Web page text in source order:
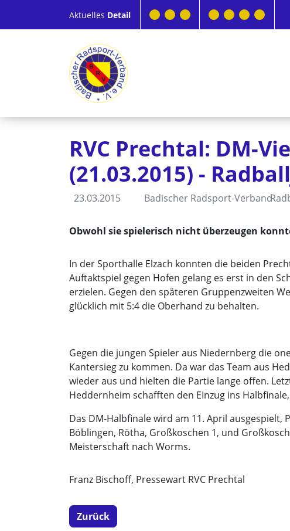
Aktuelles Detail
RVC Prechtal: DM-
(21.03.2015) -
23.03.2015 Badischer Radsport-Verband
Obwohl sie spielerisch nicht überzeugen
In der Sporthalle Elzach konnten die beiden
Auftaktspiel gegen Hofen gelang es erst in den
erzielen. Gegen den späteren Gruppenzweiten
glücklich mit 5:4 die Oberhand zu behalten.
Gegen die jungen Spieler aus Niedernberg die
Kantersieg zu kommen. Da war das Team aus
wieder aus und hielten die Partie lange offen.
Heddernheim schafften den EInzug ins
Das DM-Halbfinale wird am 11. April
Böblingen, Rötha, Großkoschen 1, und
Meisterschaft nach Worms.
Franz Bischoff, Pressewart RVC Prechtal
Zurück